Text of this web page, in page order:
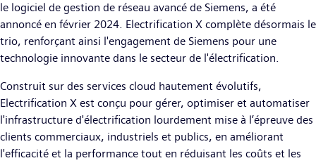
le logiciel de gestion de réseau avancé de Siemens, a été
annoncé en février 2024. Electrification X complète désormais le
trio, renforçant ainsi l'engagement de Siemens pour une
technologie innovante dans le secteur de l'électrification.
Construit sur des services cloud hautement évolutifs,
Electrification X est conçu pour gérer, optimiser et automatiser
l'infrastructure d'électrification lourdement mise à l’épreuve des
clients commerciaux, industriels et publics, en améliorant
l'efficacité et la performance tout en réduisant les coûts et les